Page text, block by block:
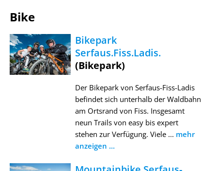
Bike
Bikepark
Serfaus.Fiss.Ladis.
(Bikepark)
Der Bikepark von Serfaus-Fiss-Ladis
befindet sich unterhalb der Waldbahn
am Ortsrand von Fiss. Insgesamt
neun Trails von easy bis expert
stehen zur Verfügung. Viele ... mehr
anzeigen ...